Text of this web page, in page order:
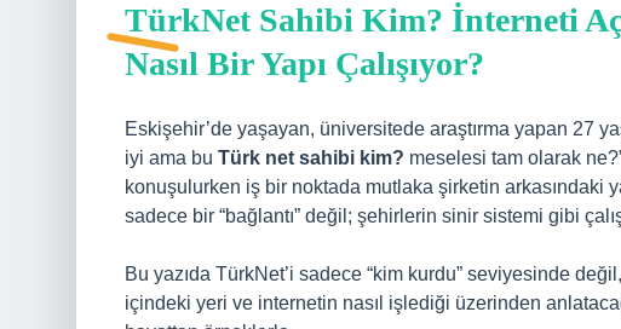
TürkNet Sahibi Kim? İnterneti
Nasıl Bir Yapı Çalışıyor?
Eskişehir’de yaşayan, üniversitede araştırma yapan 27
iyi ama bu Türk net sahibi kim? meselesi tam olarak
konuşulurken iş bir noktada mutlaka şirketin arkasındaki
sadece bir “bağlantı” değil; şehirlerin sinir sistemi gibi
Bu yazıda TürkNet’i sadece “kim kurdu” seviyesinde
içindeki yeri ve internetin nasıl işlediği üzerinden